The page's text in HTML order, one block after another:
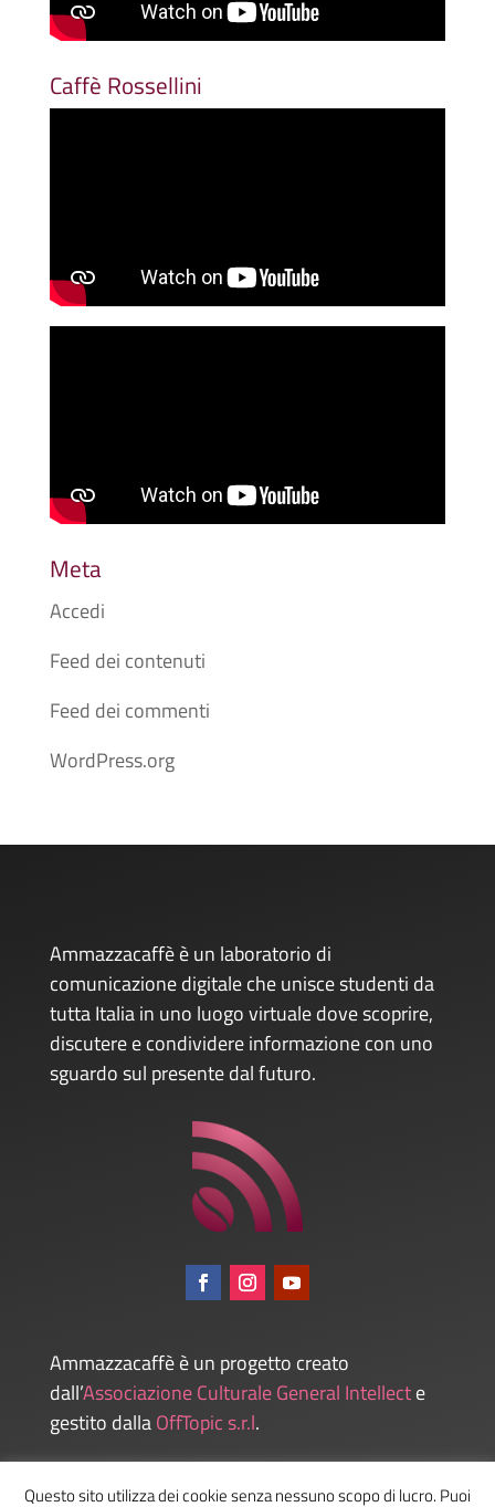
Caffè Rossellini
Meta
Accedi
Feed dei contenuti
Feed dei commenti
WordPress.org
Ammazzacaffè è un laboratorio di
comunicazione digitale che unisce studenti da
tutta Italia in uno luogo virtuale dove scoprire,
discutere e condividere informazione con uno
sguardo sul presente dal futuro.
Ammazzacaffè è un progetto creato
dall’Associazione Culturale General Intellecte
gestito dallaOffTopic s.r.l.
Questo sito utilizza dei cookie senza nessuno scopo di lucro. Puoi